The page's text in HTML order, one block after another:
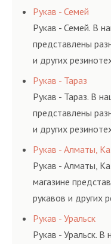
соответствующих
и нормативам.
Рукав - Семей
Рукав - Семей. В
представлены
и других
соответствующих
и нормативам.
Рукав - Тараз
Рукав - Тараз. В
представлены
и других
соответствующих
и нормативам.
Рукав - Алматы,
Рукав - Алматы,
магазине
рукавов и других
соответствующих
и нормативам.
Рукав - Уральск
Рукав - Уральск.